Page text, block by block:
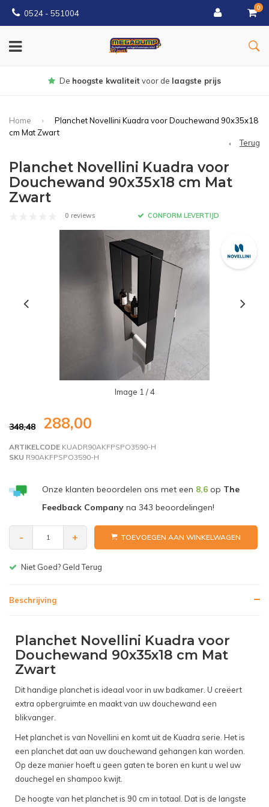
0524 - 551004
0
Gratisbezorgd vanaf €150
Home
Planchet Novellini Kuadra voor Douchewand 90x35x18
cm Mat Zwart
Terug
Planchet Novellini Kuadra voor
Douchewand 90x35x18 cm Mat
Zwart
0 reviews CONFORM LEVERTIJD
Image 1 / 4
348,48 288,00
ARTIKELCODE KUADR90AKFPSPO3590-H
SKU R90AKFPSPO3590-H
Onze klanten beoordelen ons met een 8,6op The
Feedback Companyna 343 beoordelingen!
- + TOEVOEGEN AAN WINKELWAGEN
Gratis bezorgen v.a. € 150,-(NL)
Beschrijving
Planchet Novellini Kuadra voor
Douchewand 90x35x18 cm Mat
Zwart
Dit handige planchet is ideaal voor in uw badkamer. U creëert
extra opbergruimte en maakt van uw douchewand een
blikvanger.
Het planchet is van Novellini en komt uit de Kuadra serie. Het is
een planchet dat aan uw douchewand gehangen kan worden.
Op deze manier hoeft u geen gaten te boren en kunt u wel uw
douchegel en shampoo kwijt.
De hoogte van het planchet is 90 cm in totaal. Dat is de langste